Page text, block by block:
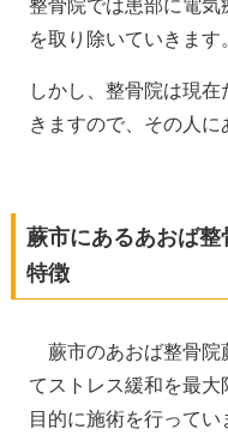
整骨院では患部に電
を取り除いていきます
しかし、整骨院は現
きますので、その人に
蕨市にあるあおば
特徴
蕨市のあおば整骨院
てストレス緩和を最
目的に施術を行ってい